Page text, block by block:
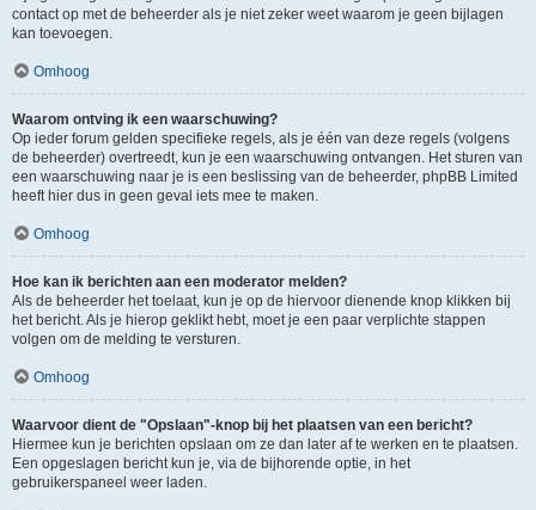
contact op met de beheerder als je niet zeker weet waarom je geen bijlagen
kan toevoegen.
Omhoog
Waarom ontving ik een waarschuwing?
Op ieder forum gelden specifieke regels, als je één van deze regels (volgens
de beheerder) overtreedt, kun je een waarschuwing ontvangen. Het sturen van
een waarschuwing naar je is een beslissing van de beheerder, phpBB Limited
heeft hier dus in geen geval iets mee te maken.
Omhoog
Hoe kan ik berichten aan een moderator melden?
Als de beheerder het toelaat, kun je op de hiervoor dienende knop klikken bij
het bericht. Als je hierop geklikt hebt, moet je een paar verplichte stappen
volgen om de melding te versturen.
Omhoog
Waarvoor dient de "Opslaan"-knop bij het plaatsen van een bericht?
Hiermee kun je berichten opslaan om ze dan later af te werken en te plaatsen.
Een opgeslagen bericht kun je, via de bijhorende optie, in het
gebruikerspaneel weer laden.